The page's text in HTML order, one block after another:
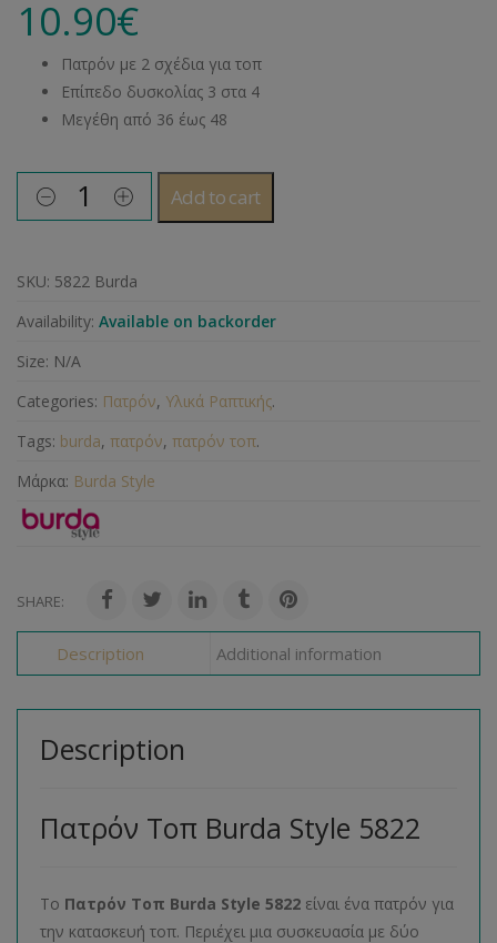
10.90€
Πατρόν με 2 σχέδια για τοπ
Επίπεδο δυσκολίας 3 στα 4
Μεγέθη από 36 έως 48
Add to cart
SKU: 5822 Burda
Availability: Available on backorder
Size: N/A
Categories: Πατρόν, Υλικά Ραπτικής.
Tags: burda, πατρόν, πατρόν τοπ.
Μάρκα: Burda Style
SHARE:
Description Additional information
Description
Πατρόν Τοπ Burda Style 5822
Το Πατρόν Τοπ Burda Style 5822 είναι ένα πατρόν για
την κατασκευή τοπ. Περιέχει μια συσκευασία με δύο